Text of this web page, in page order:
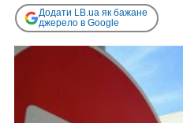
Додати LB.ua як бажане
джерело в Google